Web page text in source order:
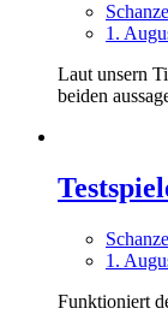
1.
Laut unsern
beiden
1.
Funktioniert